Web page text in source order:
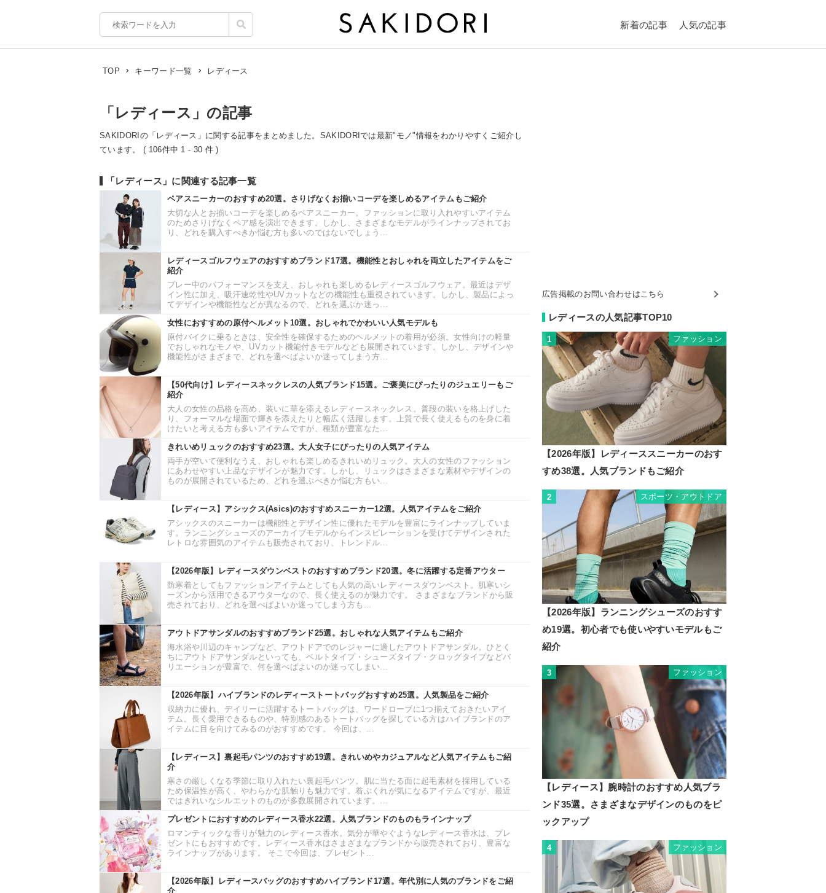
新着の記事 人気の記事
TOP キーワード一覧 レディース
「レディース」の記事
SAKIDORIの「レディース」に関する記事をまとめました。SAKIDORIでは最新"モノ"情報をわかりやすくご紹介し
ています。 ( 106件中 1 - 30 件 )
「レディース」に関連する記事一覧
ペアスニーカーのおすすめ20選。さりげなくお揃いコーデを楽しめるアイテムもご紹介
大切な人とお揃いコーデを楽しめるペアスニーカー。ファッションに取り入れやすいアイテム
のためさりげなくペア感を演出できます。しかし、さまざまなモデルがラインナップされてお
り、どれを購入すべきか悩む方も多いのではないでしょう...
レディースゴルフウェアのおすすめブランド17選。機能性とおしゃれを両立したアイテムをご
紹介
プレー中のパフォーマンスを支え、おしゃれも楽しめるレディースゴルフウェア。最近はデザ
イン性に加え、吸汗速乾性やUVカットなどの機能性も重視されています。しかし、製品によっ
てデザインや機能性などが異なるので、どれを選ぶか迷っ...
女性におすすめの原付ヘルメット10選。おしゃれでかわいい人気モデルも
原付バイクに乗るときは、安全性を確保するためのヘルメットの着用が必須。女性向けの軽量
でおしゃれなモノや、UVカット機能付きモデルなども展開されています。しかし、デザインや
機能性がさまざまで、どれを選べばよいか迷ってしまう方...
【50代向け】レディースネックレスの人気ブランド15選。ご褒美にぴったりのジュエリーもご
紹介
大人の女性の品格を高め、装いに華を添えるレディースネックレス。普段の装いを格上げした
り、フォーマルな場面で輝きを添えたりと幅広く活躍します。上質で長く使えるものを身に着
けたいと考える方も多いアイテムですが、種類が豊富なた...
きれいめリュックのおすすめ23選。大人女子にぴったりの人気アイテム
両手が空いて便利なうえ、おしゃれも楽しめるきれいめリュック。大人の女性のファッション
にあわせやすい上品なデザインが魅力です。しかし、リュックはさまざまな素材やデザインの
ものが展開されているため、どれを選ぶべきか悩む方もい...
【レディース】アシックス(Asics)のおすすめスニーカー12選。人気アイテムをご紹介
アシックスのスニーカーは機能性とデザイン性に優れたモデルを豊富にラインナップしていま
す。ランニングシューズのアーカイブモデルからインスピレーションを受けてデザインされた
レトロな雰囲気のアイテムも販売されており、トレンドル...
【2026年版】レディースダウンベストのおすすめブランド20選。冬に活躍する定番アウター
防寒着としてもファッションアイテムとしても人気の高いレディースダウンベスト。肌寒いシ
ーズンから活用できるアウターなので、長く使えるのが魅力です。 さまざまなブランドから販
売されており、どれを選べばよいか迷ってしまう方も...
アウトドアサンダルのおすすめブランド25選。おしゃれな人気アイテムもご紹介
海水浴や川辺のキャンプなど、アウトドアでのレジャーに適したアウトドアサンダル。ひとく
ちにアウトドアサンダルといっても、ベルトタイプ・シューズタイプ・クロッグタイプなどバ
リエーションが豊富で、何を選べばよいのか迷ってしまい...
【2026年版】ハイブランドのレディーストートバッグおすすめ25選。人気製品をご紹介
収納力に優れ、デイリーに活躍するトートバッグは、ワードローブに1つ揃えておきたいアイ
テム。長く愛用できるものや、特別感のあるトートバッグを探している方はハイブランドのア
イテムに目を向けてみるのがおすすめです。 今回は、...
【レディース】裏起毛パンツのおすすめ19選。きれいめやカジュアルなど人気アイテムもご紹
介
寒さの厳しくなる季節に取り入れたい裏起毛パンツ。肌に当たる面に起毛素材を採用している
ため保温性が高く、やわらかな肌触りも魅力です。着ぶくれが気になるアイテムですが、最近
ではきれいなシルエットのものが多数展開されています。...
プレゼントにおすすめのレディース香水22選。人気ブランドのものもラインナップ
ロマンティックな香りが魅力のレディース香水。気分が華やぐようなレディース香水は、プレ
ゼントにもおすすめです。レディース香水はさまざまなブランドから販売されており、豊富な
ラインナップがあります。 そこで今回は、プレゼント...
【2026年版】レディースバッグのおすすめハイブランド17選。年代別に人気のブランドをご紹
介
広告掲載のお問い合わせはこちら
レディースの人気記事TOP10
1 ファッション
【2026年版】レディーススニーカーのおす
すめ38選。人気ブランドもご紹介
2 スポーツ・アウトドア
【2026年版】ランニングシューズのおすす
め19選。初心者でも使いやすいモデルもご
紹介
3 ファッション
【レディース】腕時計のおすすめ人気ブラ
ンド35選。さまざまなデザインのものをピ
ックアップ
4 ファッション